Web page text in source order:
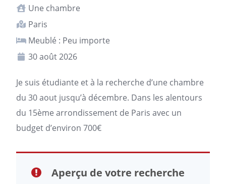
Une chambre
Paris
Meublé : Peu importe
30 août 2026
Je suis étudiante et à la recherche d’une chambre
du 30 aout jusqu’à décembre. Dans les alentours
du 15ème arrondissement de Paris avec un
budget d’environ 700€
Aperçu de votre recherche